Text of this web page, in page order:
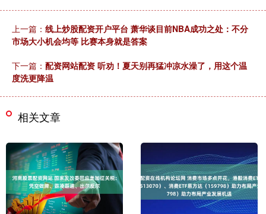
上一篇： 线上炒股配资开户平台 萧华谈目前NBA成功之处：不分
市场大小机会均等 比赛本身就是答案
下一篇： 配资网站配资 听劝！夏天别再猛冲凉水澡了，用这个温
度洗更降温
相关文章